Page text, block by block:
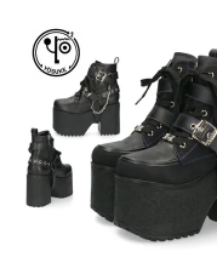
新規会員登録
会社概要
プライバシーポ
特定商取引法